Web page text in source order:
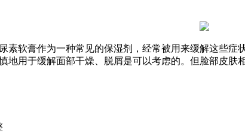
素软膏作为一种常见的保湿剂，经常被用来缓解这些
地用于缓解面部干燥、脱屑是可以考虑的。但脸部皮